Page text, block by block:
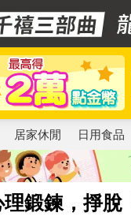
居家休閒 日用食品
鍛鍊，掙脫